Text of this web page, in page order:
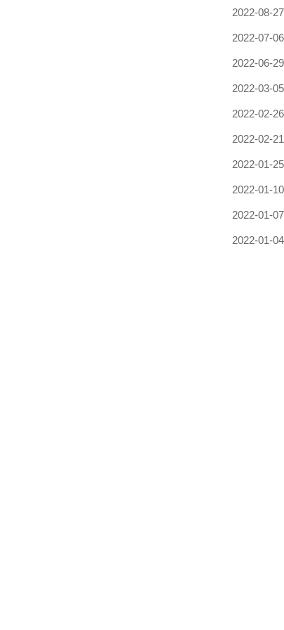
2022-08-27
2022-07-06
2022-06-29
2022-03-05
2022-02-26
2022-02-21
2022-01-25
2022-01-10
2022-01-07
2022-01-04